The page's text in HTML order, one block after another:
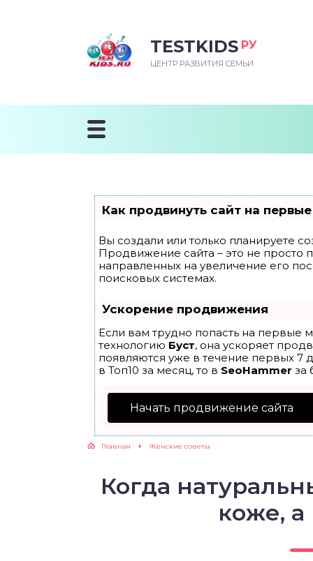
TESTKIDS РУ
ЦЕНТР РАЗВИТИЯ СЕМЬИ
Как продвинуть сайт на
Вы создали или только планируете
Продвижение сайта – это не просто
направленных на увеличение его
поисковых системах.
Ускорение продвижения
Если вам трудно попасть на первые
технологию Буст, она ускоряет
появляются уже в течение первых 7
в Топ10 за месяц, то в SeoHammer за
Начать продвижение сайта
Главная Женские советы
Когда
коже, а
МЕСЯЦ
ПЕРВОГО
УЧИТСЯ
ПОСЛЕ ГОДА
К ШКОЛЕ
ДОШКОЛЬНИКА
ШКОЛА
ШКОЛЬНИКА
ШКОЛЬНИКА